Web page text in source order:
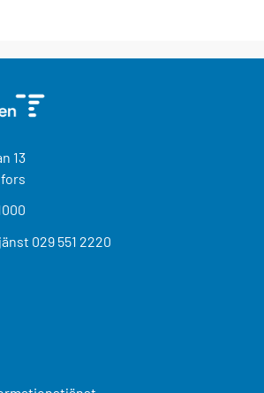
13
029 551 2220